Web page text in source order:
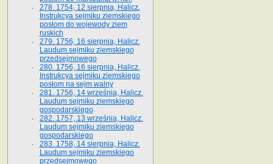
278. 1754, 12 sierpnia, Halicz.
Instrukcya sejmiku ziemskiego
posłom do wojewody ziem
ruskich
279. 1756, 16 sierpnia, Halicz.
Laudum sejmiku ziemskiego
przedsejmowego
280. 1756, 16 sierpnia, Halicz.
Instrukcya sejmiku ziemskiego
posłom na sejm walny
281. 1756, 14 września, Halicz.
Laudum sejmiku ziemskiego
gospodarskiego
282. 1757, 13 września, Halicz.
Laudum sejmiku ziemskiego
gospodarskiego
283. 1758, 14 sierpnia, Halicz.
Laudum sejmiku ziemskiego
przedsejmowego